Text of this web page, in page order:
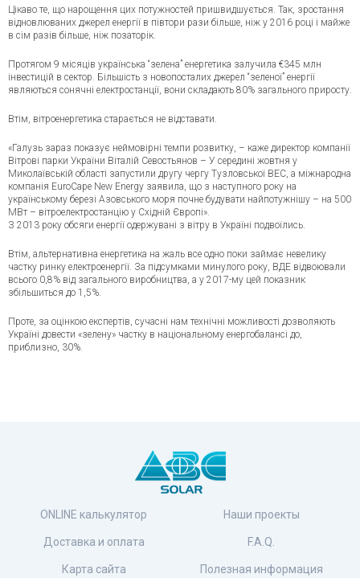
Цікаво те, що нарощення цих потужностей пришвидшується. Так, зростання
відновлюваних джерел енергії в півтори рази більше, ніж у 2016 році і майже
в сім разів більше, ніж позаторік.
Протягом 9 місяців українська “зелена” енергетика залучила €345 млн
інвестицій в сектор. Більшість з новопосталих джерел “зеленої” енергії
являються сонячні електростанції, вони складають 80% загального приросту.
Втім, вітроенергетика старається не відставати.
«Галузь зараз показує неймовірні темпи розвитку, – каже директор компанії
Вітрові парки України Віталій Севостьянов – У середині жовтня у
Миколаївській області запустили другу чергу Тузловської ВЕС, а міжнародна
компанія EuroCape New Energy заявила, що з наступного року на
українському березі Азовського моря почне будувати найпотужнішу – на 500
МВт – вітроелектростанцію у Східній Європі».
З 2013 року обсяги енергії одержувані з вітру в Україні подвоїлись.
Втім, альтернативна енергетика на жаль все одно поки займає невелику
частку ринку електроенергії. За підсумками минулого року, ВДЕ відвоювали
всього 0,8% від загального виробництва, а у 2017-му цей показник
збільшиться до 1,5%.
Проте, за оцінкою експертів, сучасні нам технічні можливості дозволяють
Україні довести «зелену» частку в національному енергобалансі до,
приблизно, 30%.
ONLINE калькулятор
Доставка и оплата
Карта сайта
Наши проекты
F.A.Q.
Полезная информация